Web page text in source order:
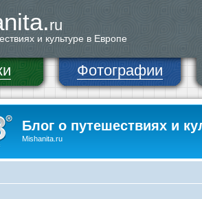
ru
и культуре в Европе
Фотографии
Блог о путешествиях и
Mishanita.ru